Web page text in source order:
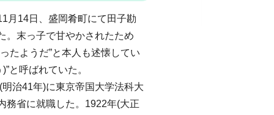
月14日、盛岡肴町にて田子勘
。末っ子で甘やかされたため
たようだ”と本人も述懐してい
と呼ばれていた。
治41年)に東京帝国大学法科大
務省に就職した。1922年(大正